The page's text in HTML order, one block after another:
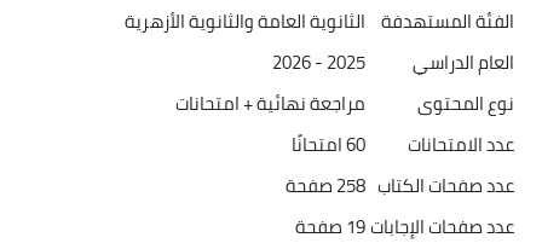
الفئة المستهدفة الثانوية العامة والثانوية الأزهرية
العام الدراسي
2025 - 2026
نوع المحتوى
مراجعة نهائية + امتحانات
عدد الامتحانات
60 امتحانًا
عدد صفحات الكتاب 258 صفحة
عدد صفحات الإجابات19 صفحة